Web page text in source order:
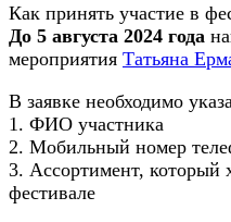
Как принять участие в
До 5 августа 2024 года
мероприятия Татьяна
В заявке необходимо
1. ФИО участника
2. Мобильный номер
3. Ассортимент, который
фестивале